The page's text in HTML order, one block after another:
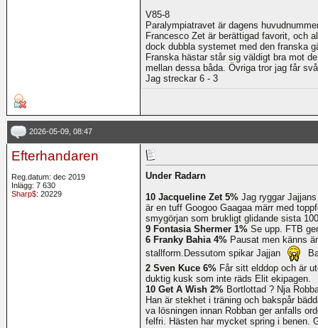
V85-8
Paralympiatravet är dagens
Francesco Zet är berättigad favorit, och
dock dubbla systemet med den franska
Franska hästar står sig väldigt bra mot
mellan dessa båda. Övriga tror jag får
Jag streckar 6 - 3
2026-05-09, 08:47
Efterhandaren
Reg.datum: dec 2019
Inlägg: 7 630
Sharp$: 20229
Under Radarn
10 Jacqueline Zet 5% Jag ryggar
är en tuff Googoo Gaagaa märr med
smygörjan som brukligt glidande sista
9 Fontasia Shermer 1% Se upp. FTB
6 Franky Bahia 4% Pausat men känns
stallform.Dessutom spikar Jajjan
2 Sven Kuce 6% Får sitt elddop och är
duktig kusk som inte räds Elit ekipagen.
10 Get A Wish 2% Bortlottad ? Nja
Han är stekhet i träning och bakspår
va lösningen innan Robban ger anfalls
felfri. Hästen har mycket spring i benen.